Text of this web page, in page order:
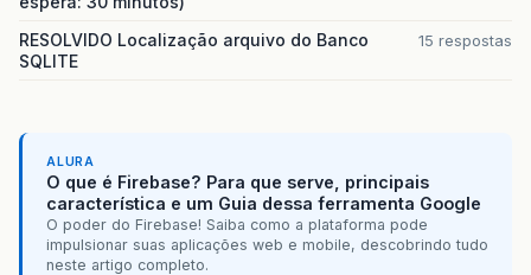
RESOLVIDO Localização arquivo do Banco
SQLITE
15 respostas
ALURA
O que é Firebase? Para que serve, principais
característica e um Guia dessa ferramenta Google
O poder do Firebase! Saiba como a plataforma pode
impulsionar suas aplicações web e mobile, descobrindo tudo
neste artigo completo.